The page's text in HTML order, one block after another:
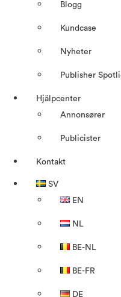
Blogg
Kundcase
Nyheter
Publisher
Hjälpcenter
Annonsører
Publicister
Kontakt
SV
EN
NL
BE-NL
BE-FR
DE